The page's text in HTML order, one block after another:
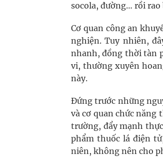
socola, đường… rồi
Cơ quan công an
nghiện. Tuy nhiên,
nhanh, đồng thời tàn
vi, thường xuyên
này.
Đứng trước những
và cơ quan chức
trường, đẩy mạnh
phẩm thuốc lá điện
niên, không nên cho